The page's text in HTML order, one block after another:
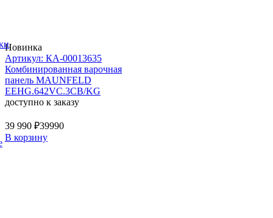
Новинка
Артикул: КА-00013635
Комбинированная варочная
панель MAUNFELD
EEHG.642VC.3CB/KG
доступно к заказу
39 990 ₽39990
В корзину